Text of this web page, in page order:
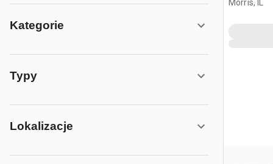
Kategorie
Typy
Lokalizacje
Morris, IL